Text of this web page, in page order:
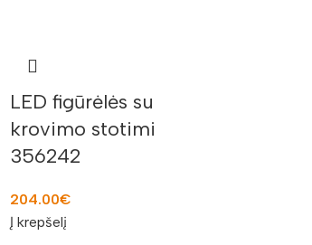
LED figūrėlės su
krovimo stotimi
356242
204.00€
Į krepšelį